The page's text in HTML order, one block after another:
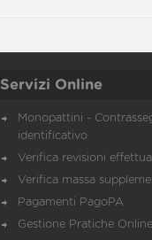
Servizi Online
Monopattini -
identificativo
Verifica revisioni
Verifica massa
Pagamenti PagoPA
Gestione Pratiche Online